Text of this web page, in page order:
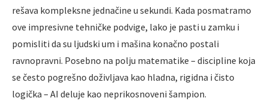
rešava kompleksne jednačine u sekundi. Kada posmatramo
ove impresivne tehničke podvige, lako je pasti u zamku i
pomisliti da su ljudski um i mašina konačno postali
ravnopravni. Posebno na polju matematike – discipline koja
se često pogrešno doživljava kao hladna, rigidna i čisto
logička – AI deluje kao neprikosnoveni šampion.